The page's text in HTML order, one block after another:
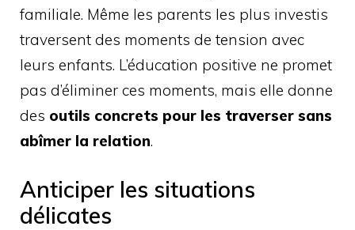
familiale. Même les parents les plus investis
traversent des moments de tension avec
leurs enfants. L’éducation positive ne promet
pas d’éliminer ces moments, mais elle donne
des outils concrets pour les traverser sans
abîmer la relation.
Anticiper les situations
délicates